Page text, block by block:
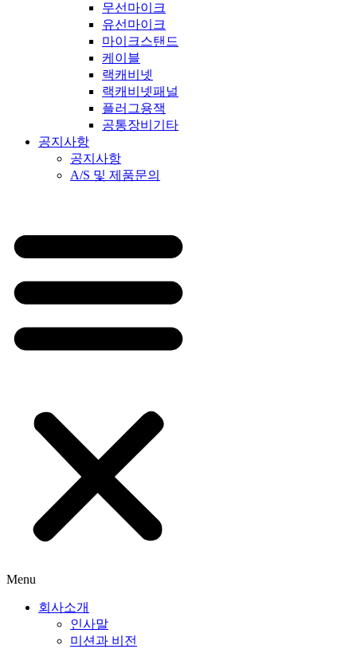
무선마이크
유선마이크
마이크스탠드
케이블
랙캐비넷
랙캐비넷패널
플러그용잭
공통장비기타
공지사항
공지사항
A/S 및 제품문의
Menu
회사소개
인사말
미션과 비전